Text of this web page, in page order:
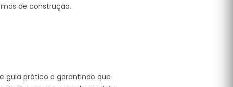
de construção.
guia prático e garantindo que